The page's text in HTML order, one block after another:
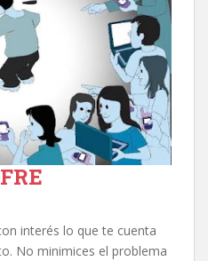
interés lo que te cuenta
No minimices el problema